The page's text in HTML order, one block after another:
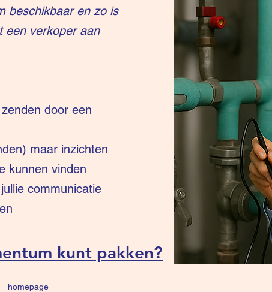
beschikbaar en zo is
een verkoper aan
door een
maar inzichten
kunnen vinden
communicatie
kunt pakken?
homepage